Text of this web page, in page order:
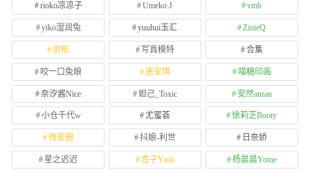
rioko凉凉子 Umeko J vmb
yiko湿润兔 yuuhui玉汇 ZinieQ
丽柜 写真模特 合集
咬一口兔娘 唐安琪 喵糖印画
奈汐酱Nice 妲己_Toxic 安然anran
小仓千代w 尤蜜荟 徐莉芝Booty
微密圈 抖娘-利世 日奈娇
星之迟迟 杏子Yada 杨晨晨Yome